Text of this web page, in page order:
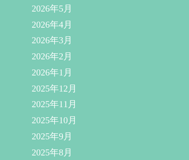
2026年5月
2026年4月
2026年3月
2026年2月
2026年1月
2025年12月
2025年11月
2025年10月
2025年9月
2025年8月